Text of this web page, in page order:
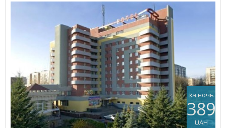
за ночь
389
UAH